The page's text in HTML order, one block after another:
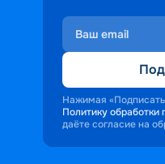
Нажимая
Политику обработки
даёте согласие на